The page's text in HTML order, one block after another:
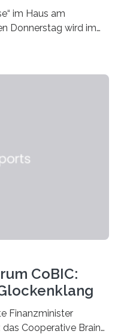
im Haus am
Donnerstag wird im
Kathrin
„Microverse“ hat
CoBIC:
Finanzminister
das Cooperative Brain